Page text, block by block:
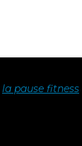
la pause fitness